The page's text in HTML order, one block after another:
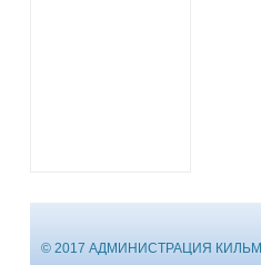
© 2017 АДМИНИСТРАЦИЯ